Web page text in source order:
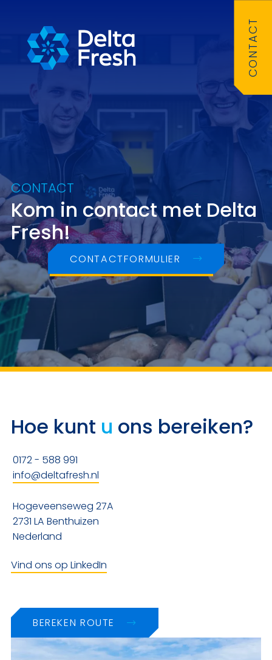
CONTACT
CONTACT
Kom in contact met Delta
Fresh!
CONTACTFORMULIER
Hoe kunt u ons bereiken?
0172 - 588 991
info@deltafresh.nl
Hogeveenseweg 27A
2731 LA Benthuizen
Nederland
Vind ons op LinkedIn
BEREKEN ROUTE